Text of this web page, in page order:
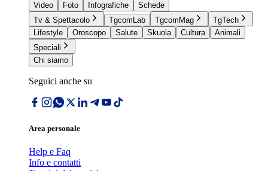
Video
Foto Infografiche
Schede
Tv & Spettacolo
TgcomLab TgcomMag
TgTech
Lifestyle
Oroscopo Salute Skuola Cultura
Animali
Speciali
Chi siamo
Seguici anche su
Area personale
Help e Faq
Info e contatti